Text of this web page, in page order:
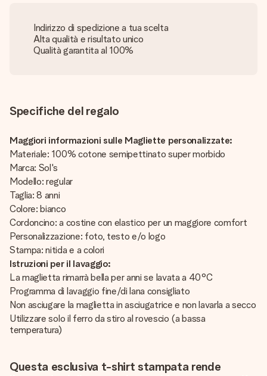
Indirizzo di spedizione a tua scelta
Alta qualità e risultato unico
Qualità garantita al 100%
Specifiche del regalo
Maggiori informazioni sulle Magliette personalizzate:
Materiale: 100% cotone semipettinato super morbido
Marca: Sol's
Modello: regular
Taglia: 8 anni
Colore: bianco
Cordoncino: a costine con elastico per un maggiore comfort
Personalizzazione: foto, testo e/o logo
Stampa: nitida e a colori
Istruzioni per il lavaggio:
La maglietta rimarrà bella per anni se lavata a 40°C
Programma di lavaggio fine/di lana consigliato
Non asciugare la maglietta in asciugatrice e non lavarla a secco
Utilizzare solo il ferro da stiro al rovescio (a bassa
temperatura)
Questa esclusiva t-shirt stampata rende